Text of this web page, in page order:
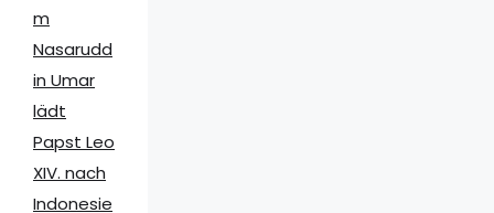
m
Nasarudd
in Umar
lädt
Papst Leo
XIV. nach
Indonesie